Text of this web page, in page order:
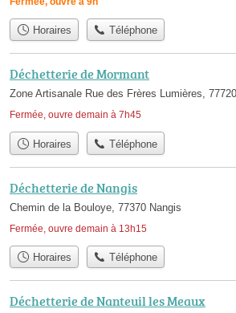
Horaires Téléphone
Déchetterie de Mormant
Zone Artisanale Rue des Frères Lumières,
Fermée, ouvre demain à 7h45
Horaires Téléphone
Déchetterie de Nangis
Chemin de la Bouloye, 77370 Nangis
Fermée, ouvre demain à 13h15
Horaires Téléphone
Déchetterie de Nanteuil les Meaux